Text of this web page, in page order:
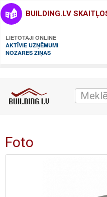
BUILDING.LV
LIETOTĀJI ONLINE
AKTĪVIE UZŅĒMUMI
NOZARES ZIŅAS
Foto